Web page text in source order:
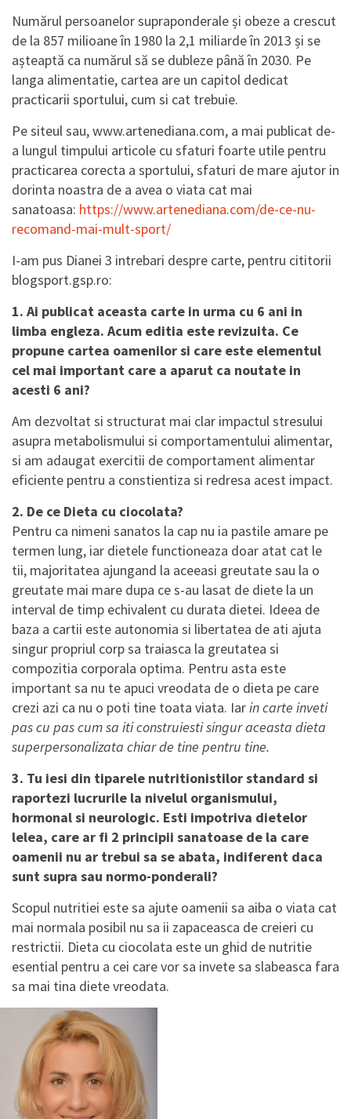
Numărul persoanelor supraponderale și obeze a crescut
de la 857 milioane în 1980 la 2,1 miliarde în 2013 și se
așteaptă ca numărul să se dubleze până în 2030. Pe
langa alimentatie, cartea are un capitol dedicat
practicarii sportului, cum si cat trebuie.
Pe siteul sau, www.artenediana.com, a mai publicat de-
a lungul timpului articole cu sfaturi foarte utile pentru
practicarea corecta a sportului, sfaturi de mare ajutor in
dorinta noastra de a avea o viata cat mai
sanatoasa: https://www.artenediana.com/de-ce-nu-
recomand-mai-mult-sport/
I-am pus Dianei 3 intrebari despre carte, pentru cititorii
blogsport.gsp.ro:
1. Ai publicat aceasta carte in urma cu 6 ani in
limba engleza. Acum editia este revizuita. Ce
propune cartea oamenilor si care este elementul
cel mai important care a aparut ca noutate in
acesti 6 ani?
Am dezvoltat si structurat mai clar impactul stresului
asupra metabolismului si comportamentului alimentar,
si am adaugat exercitii de comportament alimentar
eficiente pentru a constientiza si redresa acest impact.
2. De ce Dieta cu ciocolata?
Pentru ca nimeni sanatos la cap nu ia pastile amare pe
termen lung, iar dietele functioneaza doar atat cat le
tii, majoritatea ajungand la aceeasi greutate sau la o
greutate mai mare dupa ce s-au lasat de diete la un
interval de timp echivalent cu durata dietei. Ideea de
baza a cartii este autonomia si libertatea de ati ajuta
singur propriul corp sa traiasca la greutatea si
compozitia corporala optima. Pentru asta este
important sa nu te apuci vreodata de o dieta pe care
crezi azi ca nu o poti tine toata viata. Iarin carte inveti
pas cu pas cum sa iti construiesti singur aceasta dieta
superpersonalizata chiar de tine pentru tine.
3. Tu iesi din tiparele nutritionistilor standard si
raportezi lucrurile la nivelul organismului,
hormonal si neurologic. Esti impotriva dietelor
lelea, care ar fi 2 principii sanatoase de la care
oamenii nu ar trebui sa se abata, indiferent daca
sunt supra sau normo-ponderali?
Scopul nutritiei este sa ajute oamenii sa aiba o viata cat
mai normala posibil nu sa ii zapaceasca de creieri cu
restrictii. Dieta cu ciocolata este un ghid de nutritie
esential pentru a cei care vor sa invete sa slabeasca fara
sa mai tina diete vreodata.